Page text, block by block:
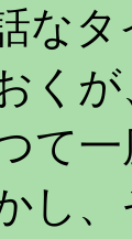
なタ
く
て
し